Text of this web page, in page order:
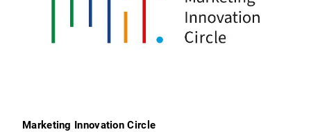
Marketing Innovation Circle